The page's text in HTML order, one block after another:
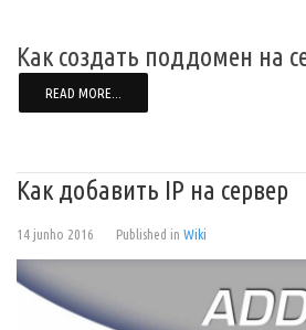
Как создать поддомен на
READ MORE...
Как добавить IP на сервер
14 junho 2016 Published in Wiki